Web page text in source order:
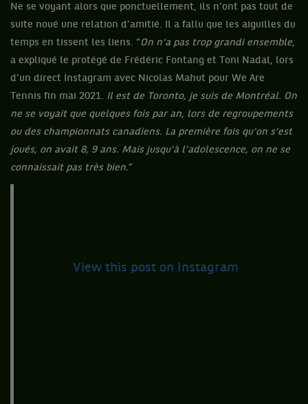
Ne se voyant alors que ponctuellement, ils n’ont pas tout de
suite noué une relation d’amitié. Il a fallu que les aiguilles du
temps en tissent les liens. “On n’a pas trop grandi ensemble,
a expliqué le protégé de Frédéric Fontang et Toni Nadal, lors
d’un direct Instagram avec Nicolas Mahut pour We Are
Tennis fin mai 2021. Il est de Toronto, je suis de Montréal. On
ne se voyait que quelques fois par an, lors de regroupements
ou des championnats canadiens. La première fois qu’on s’est
joués, on avait 8, 9 ans. Mais jusqu’à l’adolescence, on ne se
connaissait pas très bien.”
View this post on Instagram